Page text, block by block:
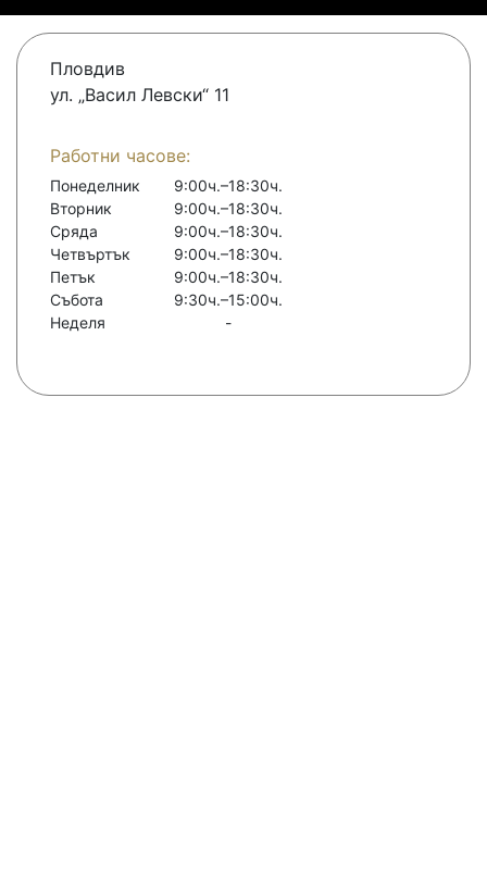
Пловдив
ул. „Васил Левски“ 11
Работни часове:
Понеделник
9:00ч.–18:30ч.
Вторник
9:00ч.–18:30ч.
Сряда
9:00ч.–18:30ч.
Четвъртък
9:00ч.–18:30ч.
Петък
9:00ч.–18:30ч.
Събота
9:30ч.–15:00ч.
Неделя
-